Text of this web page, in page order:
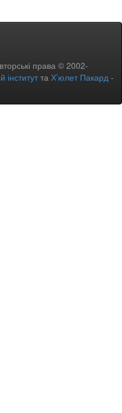
права © 2002-
інститутта Х’юлет Пакард -